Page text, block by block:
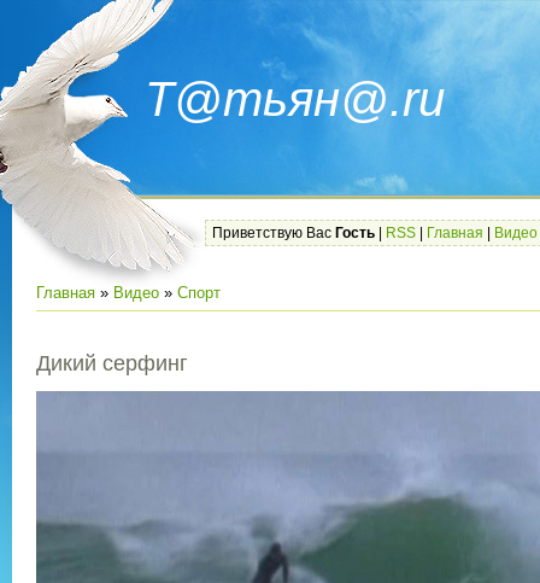
Т@тьян@.ru
Приветствую Вас Гость RSS Главная Видео
Главная » Видео » Спорт
Дикий серфинг